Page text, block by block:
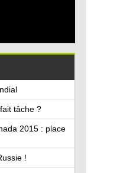
tâche ?
2015 : place
!